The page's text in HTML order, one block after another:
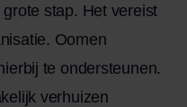
stap. Het vereist
Oomen
te ondersteunen.
verhuizen